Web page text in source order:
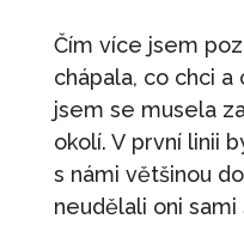
Čím více jsem
chápala, co chci
jsem se musela
okolí. V první linii
s námi většinou
neudělali oni sami